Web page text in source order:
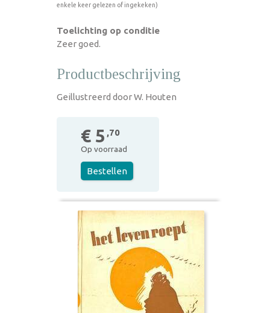
enkele keer gelezen of ingekeken)
Toelichting op conditie
Zeer goed.
Productbeschrijving
Geillustreerd door W. Houten
€ 5 ,70
Op voorraad
Bestellen